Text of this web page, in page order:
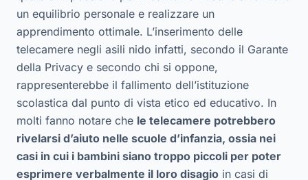
un equilibrio personale e realizzare un
apprendimento ottimale. L’inserimento delle
telecamere negli asili nido infatti, secondo il Garante
della Privacy e secondo chi si oppone,
rappresenterebbe il fallimento dell’istituzione
scolastica dal punto di vista etico ed educativo. In
molti fanno notare che le telecamere potrebbero
rivelarsi d’aiuto nelle scuole d’infanzia, ossia nei
casi in cui i bambini siano troppo piccoli per poter
esprimere verbalmente il loro disagio in casi di